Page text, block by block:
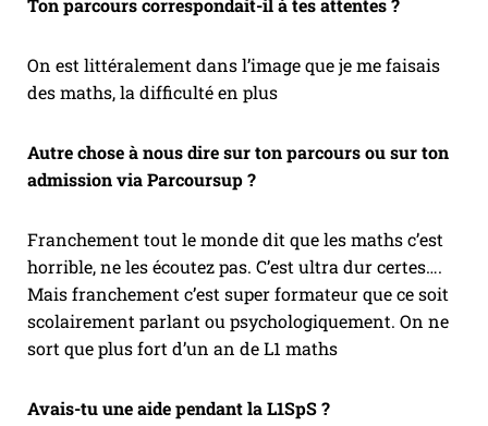
Ton parcours correspondait-il à tes attentes ?
On est littéralement dans l’image que je me faisais
des maths, la difficulté en plus
Autre chose à nous dire sur ton parcours ou sur ton
admission via Parcoursup ?
Franchement tout le monde dit que les maths c’est
horrible, ne les écoutez pas. C’est ultra dur certes….
Mais franchement c’est super formateur que ce soit
scolairement parlant ou psychologiquement. On ne
sort que plus fort d’un an de L1 maths
Avais-tu une aide pendant la L1SpS ?